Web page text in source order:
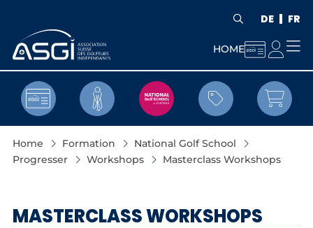
 DE FR
HOME 
 
Home Formation
National Golf School
Progresser
Workshops Masterclass Workshops
MASTERCLASS WORKSHOPS